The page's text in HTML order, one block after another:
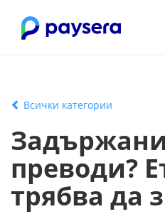
Всички категории
преводи?
трябва да